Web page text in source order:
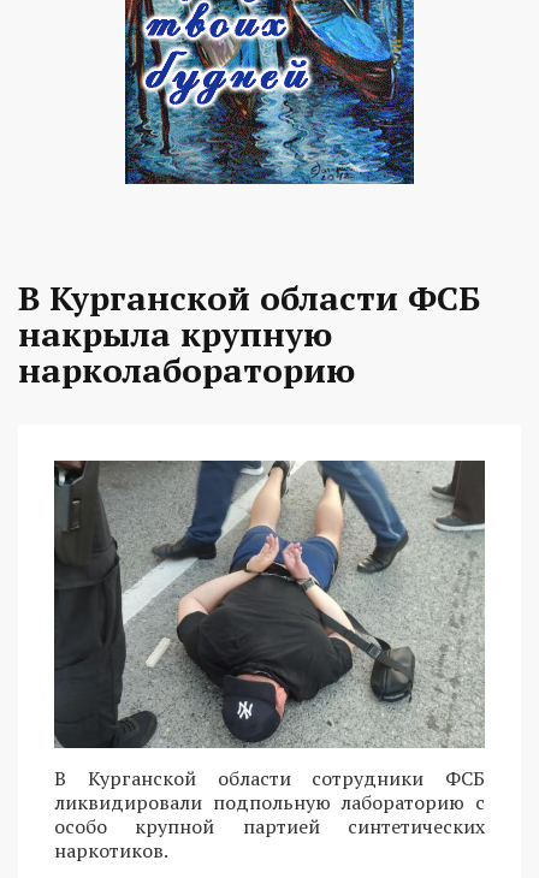
В Курганской области ФСБ
накрыла крупную
нарколабораторию
В Курганской области сотрудники ФСБ
ликвидировали подпольную лабораторию с
особо крупной партией синтетических
наркотиков.